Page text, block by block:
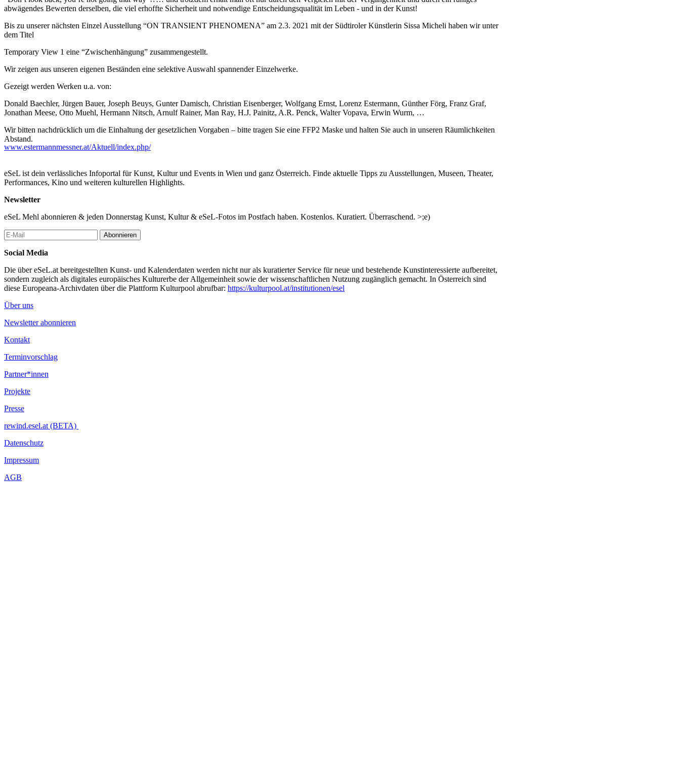
abwägendes Bewerten derselben, die viel erhoffte Sicherheit und notwendige Entscheidungsqualität im Leben - und in der Kunst!
Bis zu unserer nächsten Einzel Ausstellung “ON TRANSIENT PHENOMENA” am 2.3. 2021 mit der Südtiroler Künstlerin Sissa Micheli haben wir unter
dem Titel
Temporary View 1 eine “Zwischenhängung” zusammengestellt.
Wir zeigen aus unseren eigenen Beständen eine selektive Auswahl spannender Einzelwerke.
Gezeigt werden Werken u.a. von:
Donald Baechler, Jürgen Bauer, Joseph Beuys, Gunter Damisch, Christian Eisenberger, Wolfgang Ernst, Lorenz Estermann, Günther Förg, Franz Graf,
Jonathan Meese, Otto Muehl, Hermann Nitsch, Arnulf Rainer, Man Ray, H.J. Painitz, A.R. Penck, Walter Vopava, Erwin Wurm, …
Wir bitten nachdrücklich um die Einhaltung der gesetzlichen Vorgaben – bitte tragen Sie eine FFP2 Maske und halten Sie auch in unseren Räumlichkeiten
Abstand.
...Mehr lesen
www.estermannmessner.at/Aktuell/index.php/
eSeL ist dein verlässliches Infoportal für Kunst, Kultur und Events in Wien und ganz Österreich. Finde aktuelle Tipps zu Ausstellungen, Museen, Theater,
Performances, Kino und weiteren kulturellen Highlights.
Newsletter
eSeL Mehl abonnieren & jeden Donnerstag Kunst, Kultur & eSeL-Fotos im Postfach haben. Kostenlos. Kuratiert. Überraschend. >;e)
Abonnieren
Social Media
Die über eSeL.at bereitgestellten Kunst- und Kalenderdaten werden nicht nur als kuratierter Service für neue und bestehende Kunstinteressierte aufbereitet,
sondern zugleich als digitales europäisches Kulturerbe der Allgemeinheit sowie der wissenschaftlichen Nutzung zugänglich gemacht. In Österreich sind
diese Europeana-Archivdaten über die Plattform Kulturpool abrufbar: https://kulturpool.at/institutionen/esel
Über uns
Newsletter abonnieren
Kontakt
Terminvorschlag
Partner*innen
Projekte
Presse
rewind.esel.at (BETA)
Datenschutz
Impressum
AGB